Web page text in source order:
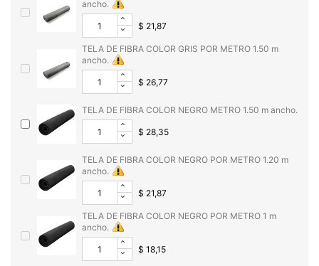
ancho.
$ 21,87
TELA DE FIBRA COLOR GRIS POR METRO 1.50 m
ancho.
$ 26,77
TELA DE FIBRA COLOR NEGRO METRO 1.50 m ancho.
$ 28,35
TELA DE FIBRA COLOR NEGRO POR METRO 1.20 m
ancho.
$ 21,87
TELA DE FIBRA COLOR NEGRO POR METRO 1 m
ancho.
$ 18,15